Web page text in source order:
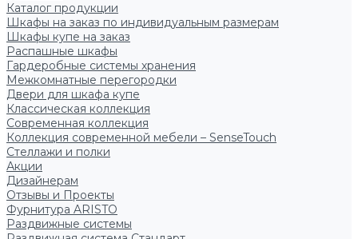
Каталог продукции
Шкафы на заказ по индивидуальным размерам
Шкафы купе на заказ
Распашные шкафы
Гардеробные системы хранения
Межкомнатные перегородки
Двери для шкафа купе
Классическая коллекция
Современная коллекция
Коллекция современной мебели – SenseTouch
Стеллажи и полки
Акции
Дизайнерам
Отзывы и Проекты
Фурнитура ARISTO
Раздвижные системы